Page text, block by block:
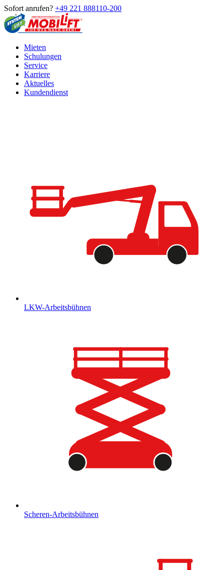
Sofort anrufen? +49 221 888110-200
Mieten
Schulungen
Service
Karriere
Aktuelles
Kundendienst
LKW-Arbeitsbühnen
Scheren-Arbeitsbühnen